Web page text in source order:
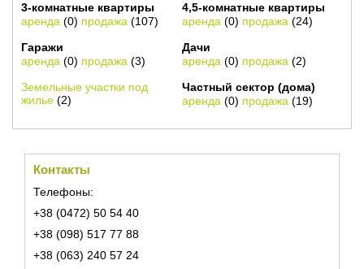
3-комнатные квартиры
аренда (0) продажа (107)
4,5-комнатные квартиры
аренда (0) продажа (24)
Гаражи
аренда (0) продажа (3)
Дачи
аренда (0) продажа (2)
Земельные участки под
жилье (2)
Частный сектор (дома)
аренда (0) продажа (19)
Контакты
Телефоны:
+38 (0472) 50 54 40
+38 (098) 517 77 88
+38 (063) 240 57 24